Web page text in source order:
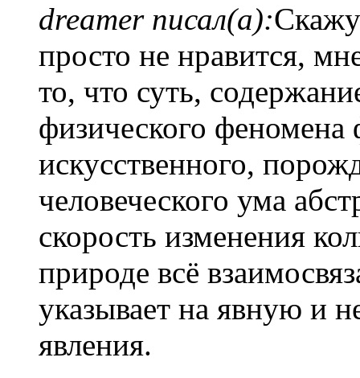
dreamer писал(а):
просто не нравится,
то, что суть,
физического феномена
искусственного,
человеческого ума
скорость изменения
природе всё
указывает на явную и
явления.